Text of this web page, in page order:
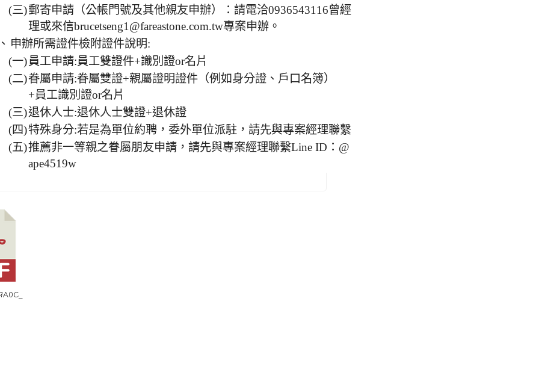
(三)郵寄申請（公帳門號及其他親友申辦）：請電洽0936543116曾經
理或來信brucetseng1@fareastone.com.tw專案申辦。
申辦所需證件檢附證件說明:
(一) 員工申請:員工雙證件+識別證or名片
(二)眷屬申請:眷屬雙證+親屬證明證件（例如身分證、戶口名簿）
+員工識別證or名片
(三)退休人士:退休人士雙證+退休證
(四)特殊身分:若是為單位約聘，委外單位派駐，請先與專案經理聯繫
(五)推薦非一等親之眷屬朋友申請，請先與專案經理聯繫Line ID：@
ape4519w